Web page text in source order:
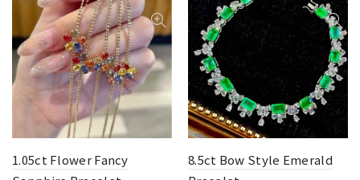
1.05ct Flower Fancy
8.5ct Bow Style Emerald